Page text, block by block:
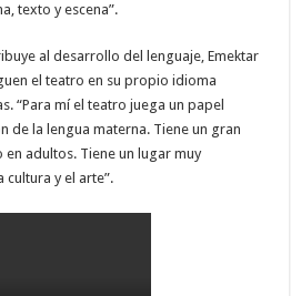
texto y escena”.
al desarrollo del lenguaje, Emektar
el teatro en su propio idioma
“Para mí el teatro juega un papel
de la lengua materna. Tiene un gran
adultos. Tiene un lugar muy
y el arte”.